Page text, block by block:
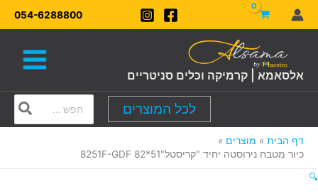
דילוג
לתוכן
054-6288800
אלסאמא | קרמיקה וכלים סניטריים
לכל המוצרים
for:
דף הבית
מוצרים
כיור מטבח נירוסטה יחיד "קריסטל"51*82 8251F-GDF
🔍